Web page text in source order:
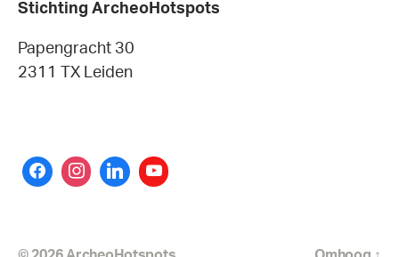
Stichting ArcheoHotspots
Papengracht 30
2311 TX Leiden